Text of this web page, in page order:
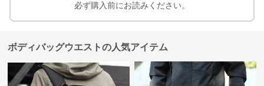
必ず購入前にお読みください。
ボディバッグウエストの人気アイテム